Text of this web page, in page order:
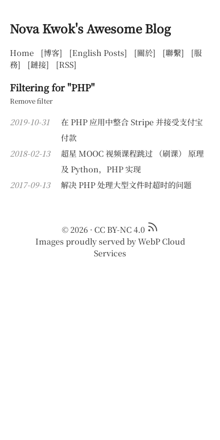
Nova Kwok's Awesome Blog
Home [博客] [English Posts] [關於] [聯繫]
[服
務]
[鏈接] [RSS]
Filtering for "PHP"
Remove filter
2019-10-31
在 PHP 应用中整合 Stripe 并接受支付宝
付款
2018-02-13
超星 MOOC 视频课程跳过 （刷课） 原理
及 Python，PHP 实现
2017-09-13
解决 PHP 处理大型文件时超时的问题
© 2026 · CC BY-NC 4.0
Images proudly served byWebP Cloud
Services